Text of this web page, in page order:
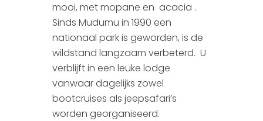
mooi, met mopane en acacia .
Sinds Mudumu in 1990 een
nationaal park is geworden, is de
wildstand langzaam verbeterd. U
verblijft in een leuke lodge
vanwaar dagelijks zowel
bootcruises als jeepsafari’s
worden georganiseerd.